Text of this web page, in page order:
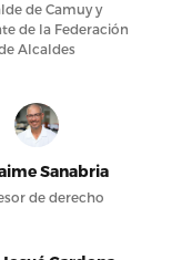
de Camuy y
de la Federación
Alcaldes
Sanabria
de derecho